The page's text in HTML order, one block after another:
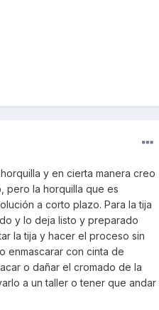
y en cierta manera creo
pero la horquilla que es
a corto plazo. Para la tija
y lo deja listo y preparado
la tija y hacer el proceso sin
enmascarar con cinta de
o dañar el cromado de la
a un taller o tener que andar